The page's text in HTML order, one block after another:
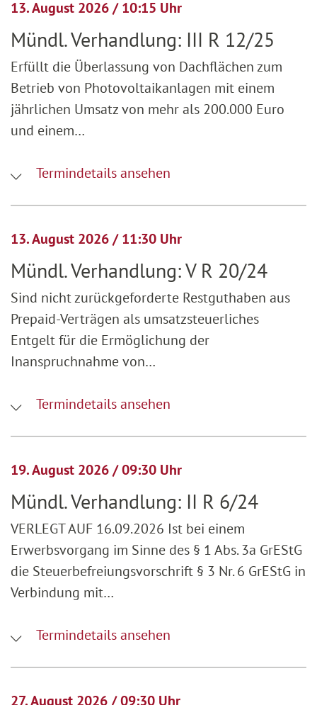
13. August 2026 / 10:15 Uhr
Mündl. Verhandlung: III R 12/25
Erfüllt die Überlassung von Dachflächen zum
Betrieb von Photovoltaikanlagen mit einem
jährlichen Umsatz von mehr als 200.000 Euro
und einem…
Termindetails ansehen
13. August 2026 / 11:30 Uhr
Mündl. Verhandlung: V R 20/24
Sind nicht zurückgeforderte Restguthaben aus
Prepaid-Verträgen als umsatzsteuerliches
Entgelt für die Ermöglichung der
Inanspruchnahme von…
Termindetails ansehen
19. August 2026 / 09:30 Uhr
Mündl. Verhandlung: II R 6/24
VERLEGT AUF 16.09.2026 Ist bei einem
Erwerbsvorgang im Sinne des § 1 Abs. 3a GrEStG
die Steuerbefreiungsvorschrift § 3 Nr. 6 GrEStG in
Verbindung mit…
Termindetails ansehen
27. August 2026 / 09:30 Uhr